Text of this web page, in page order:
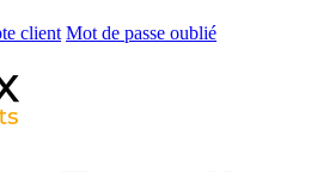
client Mot de passe oublié